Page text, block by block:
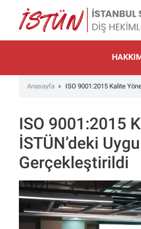
dikkat:
web
BiClick"
sistemi
bulunur.
sitesini
okuyucusu
kullanan
görme
Anasayfa ISO 9001:2015 Kalite
ISO 9001:2015
İSTÜN’deki
Gerçekleştirildi